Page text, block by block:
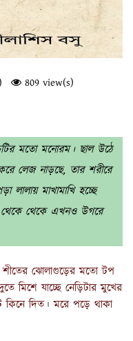
809 view(s)
মতো মনোরম। ছাল উঠে
লেজ নাড়ছে, তার শরীরে
লালায় মাখামাখি হচ্ছে
থেকে থেকে এখনও উগরে
শীতের ঝোলাগুড়ের মতো টপ
মিশে যাচ্ছে নেড়িটার মুখের
দিত। মরে পড়ে থাকা